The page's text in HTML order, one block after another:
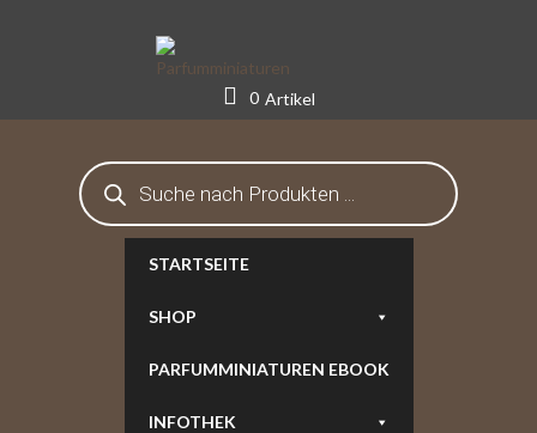
0 Artikel
STARTSEITE
SHOP
PARFUMMINIATUREN EBOOK
INFOTHEK
Products
search